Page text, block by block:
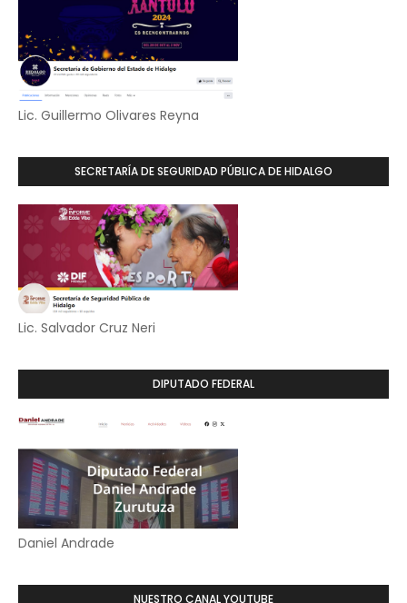
Lic. Guillermo Olivares Reyna
SECRETARÍA DE SEGURIDAD PÚBLICA DE HIDALGO
Lic. Salvador Cruz Neri
DIPUTADO FEDERAL
Daniel Andrade
NUESTRO CANAL YOUTUBE